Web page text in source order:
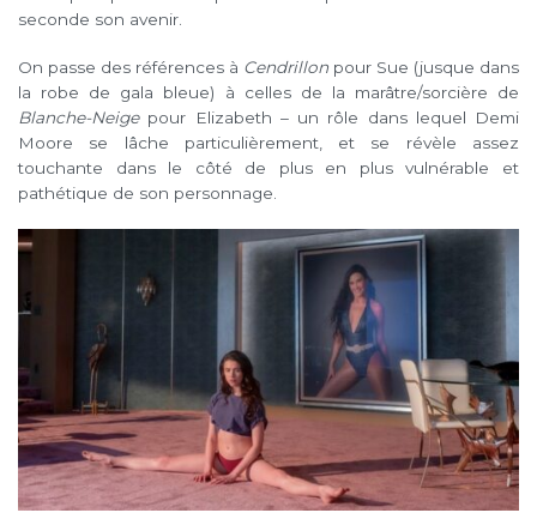
seconde son avenir.
On passe des références à Cendrillon pour Sue (jusque dans
la robe de gala bleue) à celles de la marâtre/sorcière de
Blanche-Neigepour Elizabeth – un rôle dans lequel Demi
Moore se lâche particulièrement, et se révèle assez
touchante dans le côté de plus en plus vulnérable et
pathétique de son personnage.